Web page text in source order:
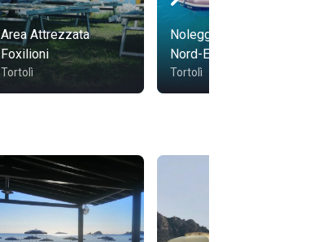
Area Attrezzata
Foxilioni
Tortolì
Noleggio Gommoni
Nord-Est
Tortolì